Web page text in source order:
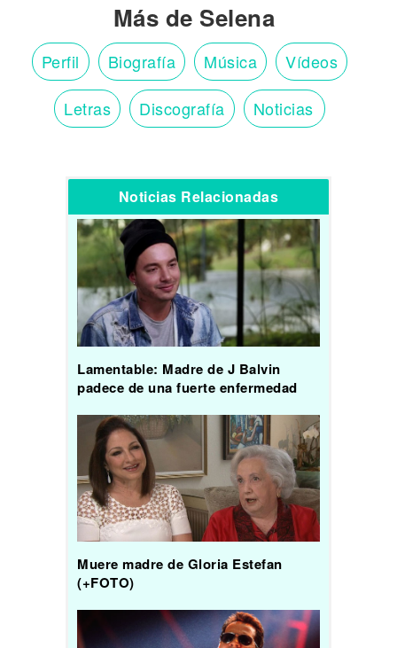
Más de Selena
Perfil Biografía Música Vídeos
Letras Discografía Noticias
Noticias Relacionadas
Lamentable: Madre de J Balvin
padece de una fuerte enfermedad
Muere madre de Gloria Estefan
(+FOTO)